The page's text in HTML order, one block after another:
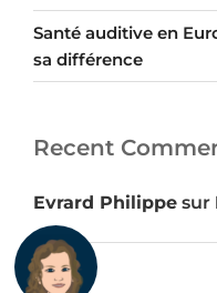
Santé auditive en
sa différence
Recent
Evrard Philippe sur